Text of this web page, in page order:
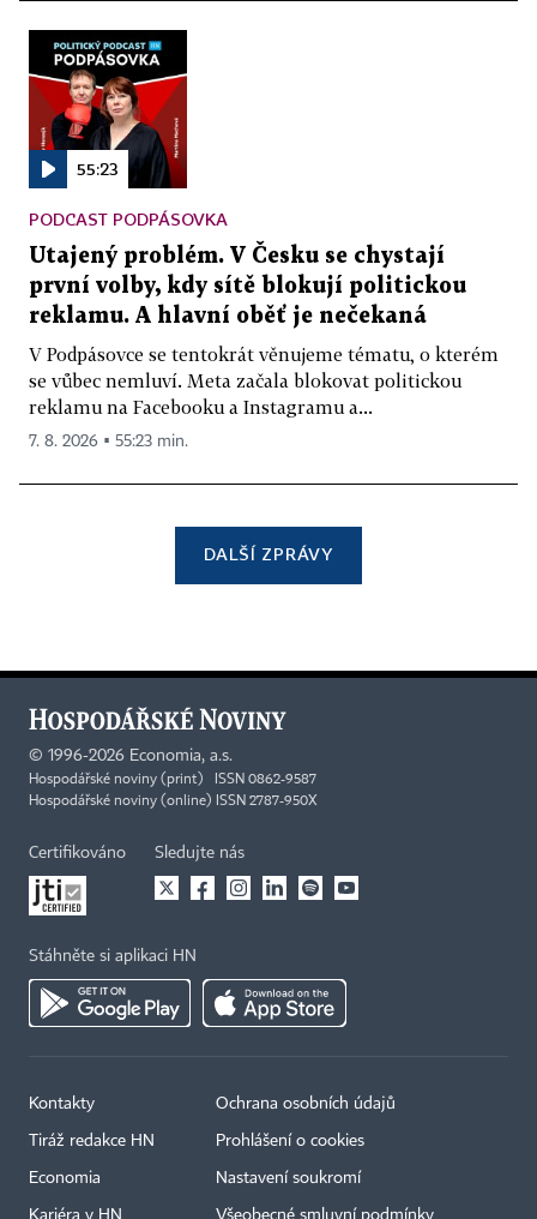
55:23
PODCAST PODPÁSOVKA
Utajený problém. V Česku se chystají
první volby, kdy sítě blokují politickou
reklamu. A hlavní oběť je nečekaná
V Podpásovce se tentokrát věnujeme tématu, o kterém
se vůbec nemluví. Meta začala blokovat politickou
reklamu na Facebooku a Instagramu a...
7. 8. 2026 ▪ 55:23 min.
DALŠÍ ZPRÁVY
© 1996-2026 Economia, a.s.
Hospodářské noviny (print) ISSN 0862-9587
Hospodářské noviny (online) ISSN 2787-950X
Certifikováno Sledujte nás
Stáhněte si aplikaci HN
Kontakty
Tiráž redakce HN
Economia
Kariéra v HN
Ochrana osobních údajů
Prohlášení o cookies
Nastavení soukromí
Všeobecné smluvní podmínky